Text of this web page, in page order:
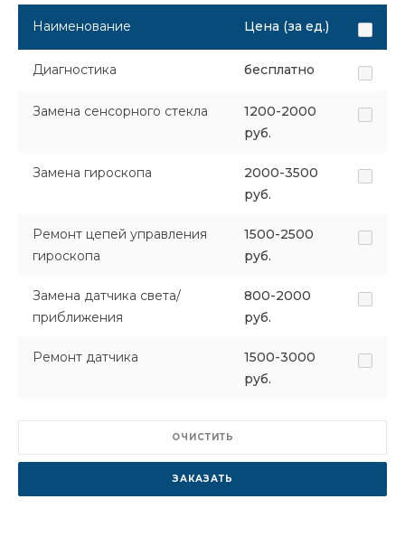
Наименование Цена (за ед.)
Диагностика бесплатно
Замена сенсорного стекла
1200-2000
руб.
Замена гироскопа
2000-3500
руб.
Ремонт цепей управления
гироскопа
1500-2500
руб.
Замена датчика света/
приближения
800-2000
руб.
Ремонт датчика
1500-3000
руб.
ОЧИСТИТЬ
ЗАКАЗАТЬ